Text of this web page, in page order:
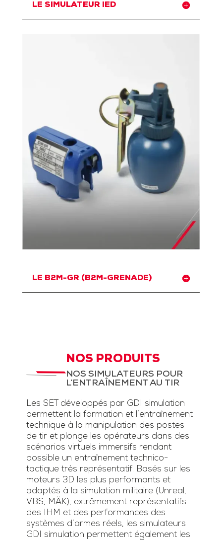
LE SIMULATEUR IED
LE B2M-GR (B2M-GRENADE)
NOS PRODUITS
NOS SIMULATEURS POUR
L’ENTRAÎNEMENT AU TIR
Les SET développés par GDI simulation
permettent la formation et l’entraînement
technique à la manipulation des postes
de tir et plonge les opérateurs dans des
scénarios virtuels immersifs rendant
possible un entraînement technico-
tactique très représentatif. Basés sur les
moteurs 3D les plus performants et
adaptés à la simulation militaire (Unreal,
VBS, MÄK), extrêmement représentatifs
des IHM et des performances des
systèmes d’armes réels, les simulateurs
GDI simulation permettent également les